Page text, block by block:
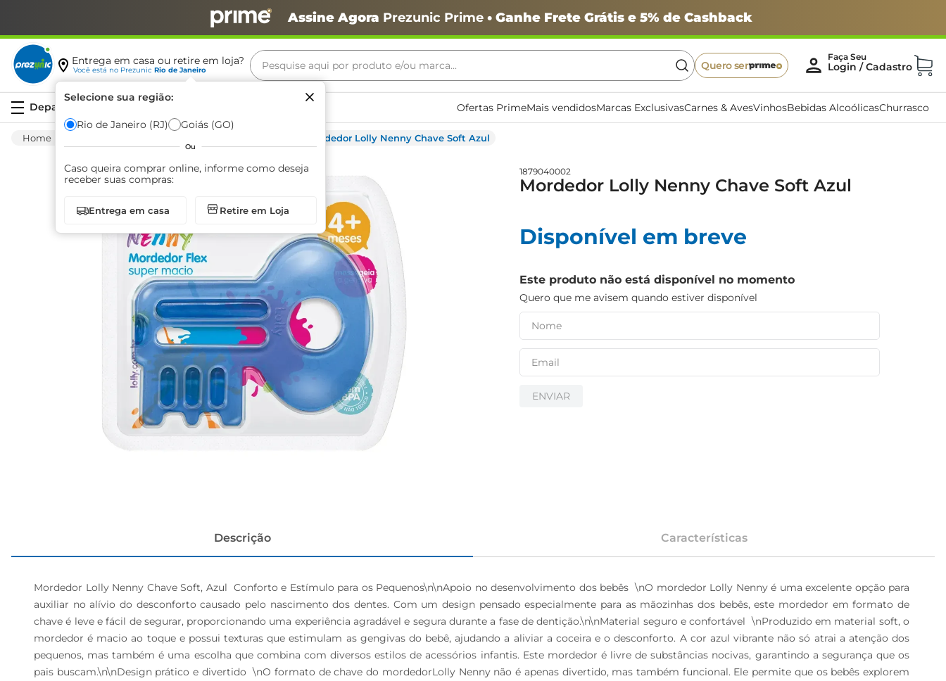
Assine Agora Prezunic Prime• Ganhe Frete Grátis e 5% de Cashback
Entrega em casa ou retire em loja?
Você está no Prezunic Rio de Janeiro
Selecione sua região:
Rio de Janeiro (RJ) Goiás (GO)
Ou
Caso queira comprar online, informe como deseja
receber suas compras:
Entrega em casa Retire em Loja
Pesquise aqui por produto e/ou marca...
Quero ser
Ofertas PrimeMais vendidosMarcas ExclusivasCarnes & AvesVinhosBebidas AlcoólicasChurrasco
Mordedor Lolly Nenny Chave Soft Azul
1879040002
Mordedor Lolly Nenny Chave Soft Azul
Disponível em breve
Este produto não está disponível no momento
Quero que me avisem quando estiver disponível
ENVIAR
Descrição Características
Mordedor Lolly Nenny Chave Soft, Azul  Conforto e Estímulo para os Pequenos\n\nApoio no desenvolvimento dos bebês  \nO mordedor Lolly Nenny é uma excelente opção para
auxiliar no alívio do desconforto causado pelo nascimento dos dentes. Com um design pensado especialmente para as mãozinhas dos bebês, este mordedor em formato de
chave é leve e fácil de segurar, proporcionando uma experiência agradável e segura durante a fase de dentição.\n\nMaterial seguro e confortável  \nProduzido em material soft, o
mordedor é macio ao toque e possui texturas que estimulam as gengivas do bebê, ajudando a aliviar a coceira e o desconforto. A cor azul vibrante não só atrai a atenção dos
pequenos, mas também é uma escolha que combina com diversos estilos de acessórios infantis. Este mordedor é livre de substâncias nocivas, garantindo a segurança que os
pais buscam.\n\nDesign prático e divertido  \nO formato de chave do mordedorLolly Nenny não é apenas divertido, mas também funcional. Ele permite que os bebês explorem
Termos mais buscados
café
arroz
biscoito
azeite
iogurte
papel higiênico
cerveja